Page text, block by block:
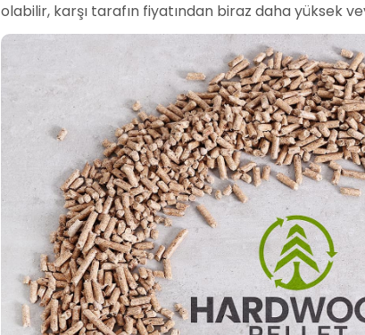
olabilir, karşı tarafın fiyatından biraz daha yüksek